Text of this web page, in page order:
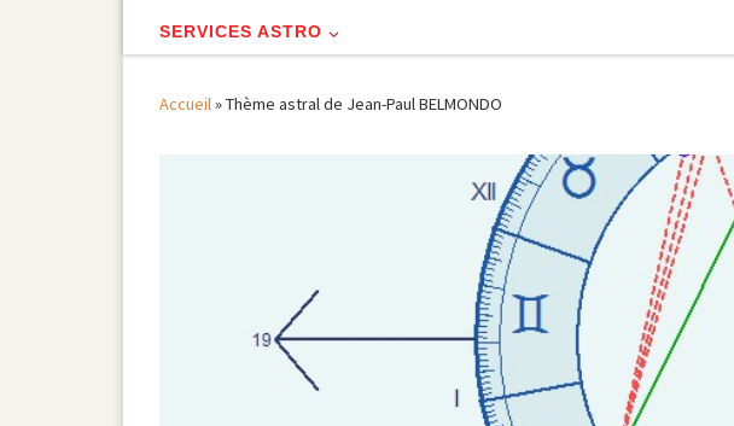
SERVICES ASTRO
Accueil»Thème astral de Jean-Paul BELMONDO